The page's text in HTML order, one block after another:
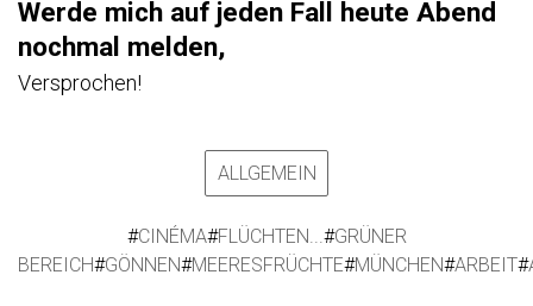
Werde mich auf jeden Fall heute Abend
nochmal melden,
Versprochen!
ALLGEMEIN
#CINÉMA#FLÜCHTEN... #GRÜNER
BEREICH#GÖNNEN#MEERESFRÜCHTE#MÜNCHEN#ARBEIT#